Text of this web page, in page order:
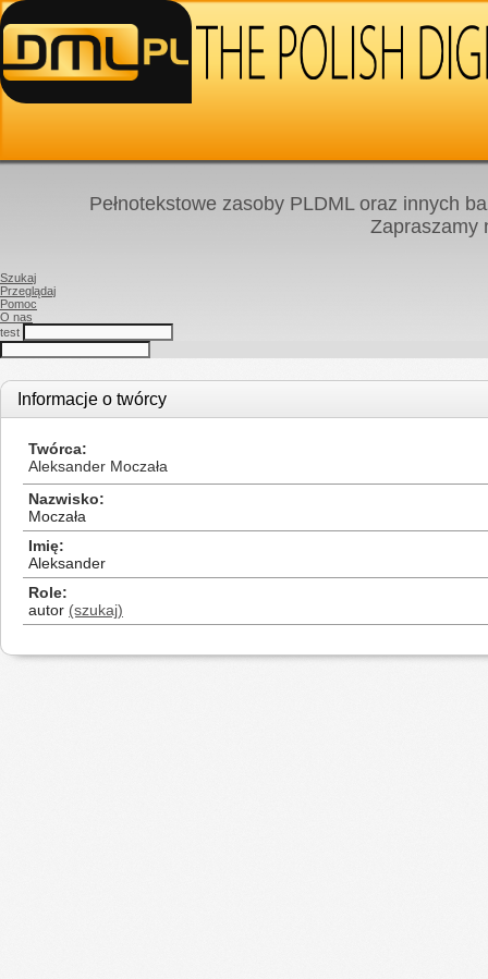
Pełnotekstowe zasoby PLDML oraz innych
Zapraszamy
Szukaj
Przeglądaj
Pomoc
O nas
test
Informacje o twórcy
Twórca
Aleksander Moczała
Nazwisko
Moczała
Imię
Aleksander
Role
autor (szukaj)